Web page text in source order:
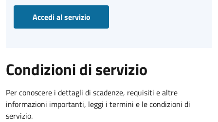
Accedi al servizio
Condizioni di servizio
Per conoscere i dettagli di scadenze, requisiti e altre
informazioni importanti, leggi i termini e le condizioni di
servizio.